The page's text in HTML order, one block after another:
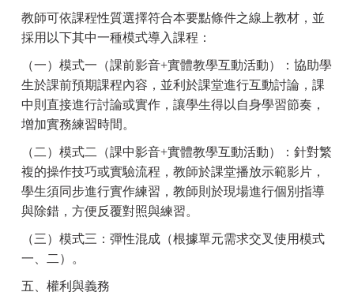
教師可依課程性質選擇符合本要點條件之線上教材，並
採用以下其中一種模式導入課程：
（一）模式一（課前影音+實體教學互動活動）：協助學
生於課前預期課程內容，並利於課堂進行互動討論，課
中則直接進行討論或實作，讓學生得以自身學習節奏，
增加實務練習時間。
（二）模式二（課中影音+實體教學互動活動）：針對繁
複的操作技巧或實驗流程，教師於課堂播放示範影片，
學生須同步進行實作練習，教師則於現場進行個別指導
與除錯，方便反覆對照與練習。
（三）模式三：彈性混成（根據單元需求交叉使用模式
一、二）。
五、權利與義務